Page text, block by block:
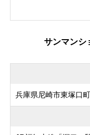
サンマンシ
兵庫県尼崎市東塚口